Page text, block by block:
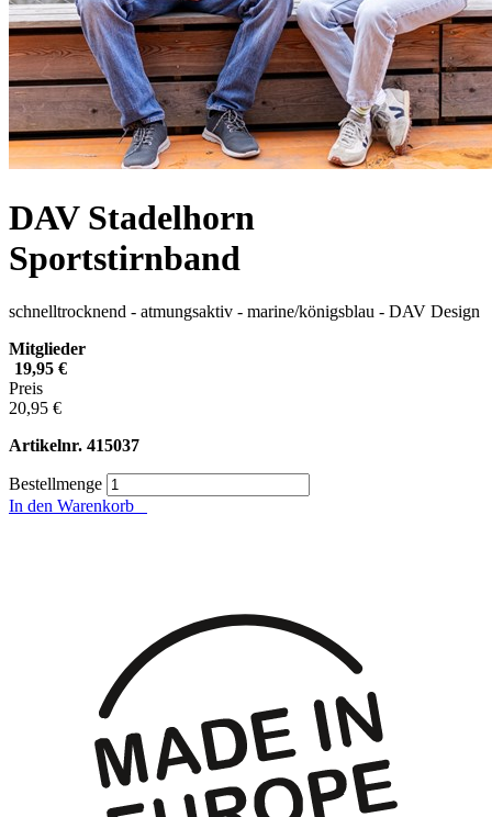
DAV Stadelhorn
Sportstirnband
schnelltrocknend - atmungsaktiv - marine/königsblau - DAV Design
Mitglieder
19,95 €
Preis
20,95 €
Artikelnr. 415037
Bestellmenge
In den Warenkorb